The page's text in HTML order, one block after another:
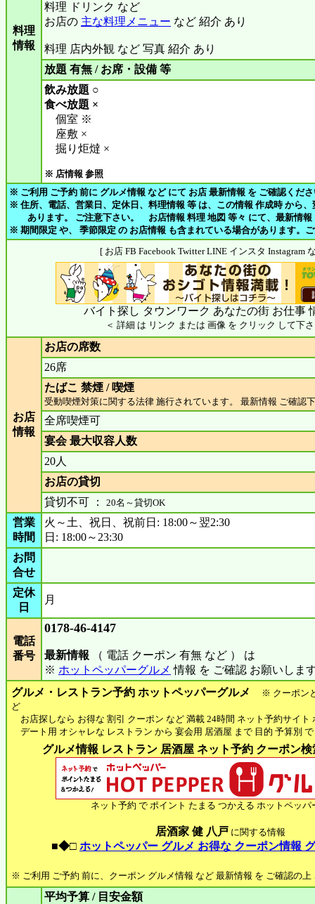
料理
情報
料理 ドリンク など
お店の 主な料理メニュー など 紹介 あり
料理 店内外観 など 写真 紹介 あり
放題 有無 / お席・設備 等
飲み放題 ○
食べ放題 ×
個室 ※
座敷 ×
掘り炬燵 ×
※ 店情報 参照
※ ご利用 ご予約 前に グルメ情報 など にて お店 最新情報 を ご確認くだ
※ 住所、電話、営業日、定休日、料理情報 等 は、この情報 作成時 から
あります。 ご注意下さい。 お店情報 料理 地図 等々 にて、最新情報
※ 期間限定 や、 季節限定 の お店情報 も含まれている場合があります。
[ お店 FB Facebook Twitter LINE インスタ Instagram
バイト探し タウンワーク あなたの街 お仕事
＜ 詳細 は リンク または 画像 を クリック して下
お店
情報
お店の席数
26席
たばこ 禁煙 / 喫煙
受動喫煙対策に関する法律 施行されています。 最新情報 ご確認
全席喫煙可
宴会 最大収容人数
20人
お店の貸切
貸切不可 ： 20名～貸切OK
営業
時間
火～土、祝日、祝前日: 18:00～翌2:30
日: 18:00～23:30
お問
合せ
定休
日
月
電話
番号
0178-46-4147
最新情報 （ 電話 クーポン 有無 など ） は
※ ホットペッパーグルメ 情報 を ご確認 お願いしま
グルメ・レストラン予約 ホットペッパーグルメ
※ クーポン
ど
お店探しなら お得な 割引 クーポン など 満載 24時間 ネット予約サイト
デート用 オシャレな レストラン から 宴会用 居酒屋 まで 目的 予算別
グルメ情報 レストラン 居酒屋 ネット予約 クーポン
ネット予約 で ポイント たまる つかえる ホットペッパ
居酒家 健 八戸 に関する情報
■◆□ ホットペッパー グルメ お得な クーポン情報
※ ご利用 ご予約 前に、クーポン グルメ情報 など 最新情報 を ご確認の上
平均予算 / 目安金額